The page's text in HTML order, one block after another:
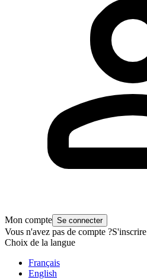
Mon compte Se connecter
Vous n'avez pas de compte ?S'inscrire
Choix de la langue
Français
English